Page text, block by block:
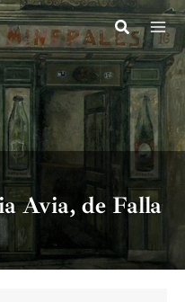
Avia, de Falla